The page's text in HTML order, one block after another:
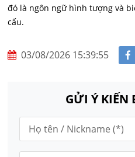
đó là ngôn ngữ hình tượng và
cấu.
03/08/2026 15:39:55
GỬI Ý KIẾN